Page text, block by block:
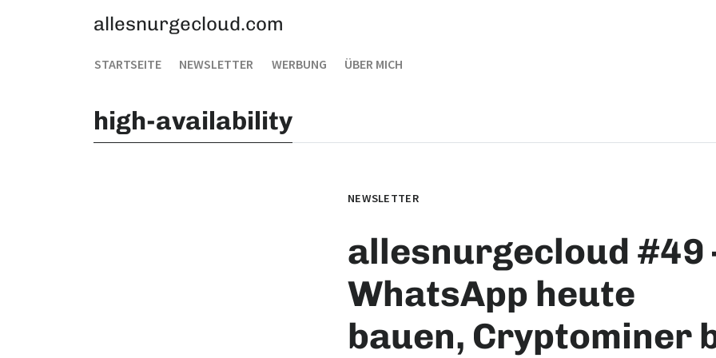
allesnurgecloud.com
STARTSEITE NEWSLETTER WERBUNG ÜBER MICH
high-availability
NEWSLETTER
allesnurgecloud #49
WhatsApp heute
bauen, Cryptominer